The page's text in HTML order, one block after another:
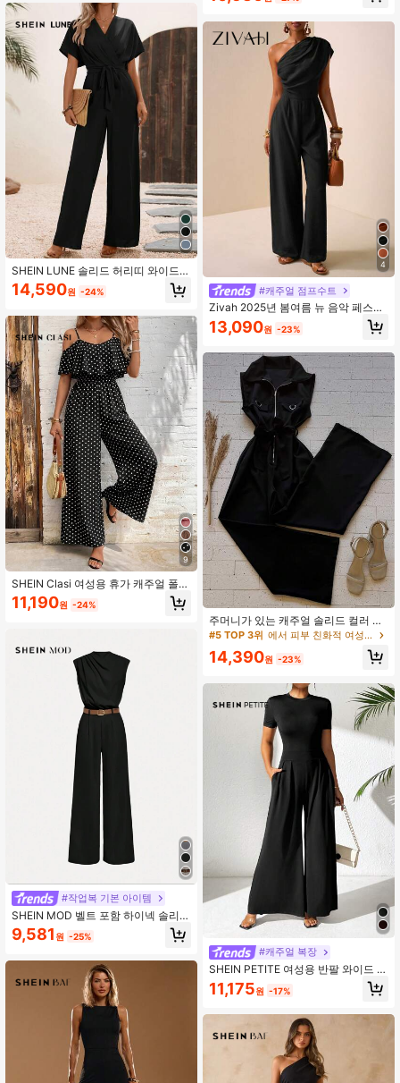
SHEIN LUNE 솔리드 허리띠 와이드
레그 랩 디테일 점프수트
14,590원 -24%
9
SHEIN Clasi 여성용 휴가 캐주얼 폴카
도트 프린트 오프숄더 스파게티 스트
랩 점프수트
11,190원 -24%
#작업복 기본 아이템
SHEIN MOD 벨트 포함 하이넥 솔리드
포켓 점프수트
9,581 원 -25%
4
#캐주얼 점프수트
Zivah 2025년 봄여름 뉴 음악 페스티
벌, 부활절, 세인트 패트릭의 날, 서양,
유목민, 생일 파티, 졸업 시즌, 학생 스
해변, 일광욕, 스트리트 스타일, 비대
칭 디자인 텍스처 원단 갈색 러플 어깨
점프수트
13,090원 -23%
주머니가 있는 캐주얼 솔리드 컬러 폴
리에스터 점프수트, 여름 일상복에 적
#5 TOP 3위 에서 피부 친화적 여성 점프수트 & 바디수트
14,390원 -23%
#캐주얼 복장
SHEIN PETITE 여성용 반팔 와이드 레
그 점프수트, 캐주얼하고 루즈핏, 여
름, 작은 체형 여성
11,175원 -17%